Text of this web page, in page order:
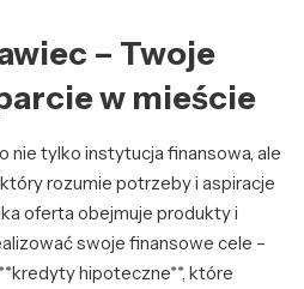
– Twoje
w mieście
nie tylko instytucja finansowa, ale
rozumie potrzeby i aspiracje
oferta obejmuje produkty i
swoje finansowe cele –
hipoteczne**, które